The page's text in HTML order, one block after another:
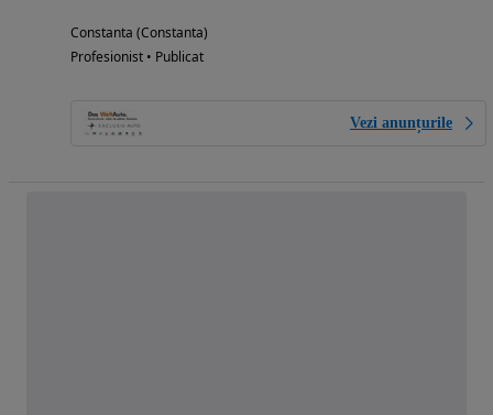
Constanta (Constanta)
Profesionist • Publicat
Vezi anunțurile